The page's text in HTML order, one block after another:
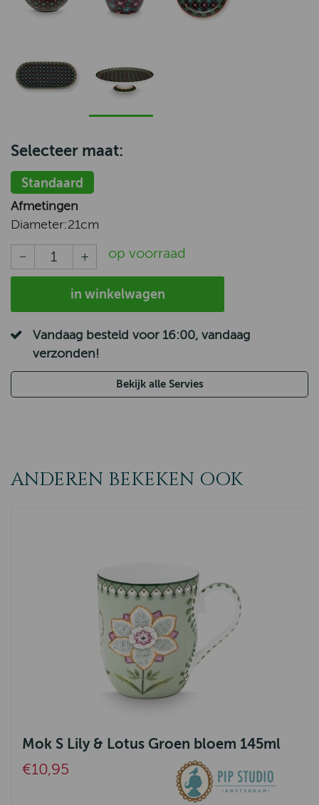
Selecteer maat:
Standaard
Afmetingen
Diameter:21cm
op voorraad
in winkelwagen
Vandaag besteld voor 16:00, vandaag
verzonden!
Bekijk alle Servies
ANDEREN BEKEKEN OOK
Mok S Lily & Lotus Groen bloem 145ml
€10,95